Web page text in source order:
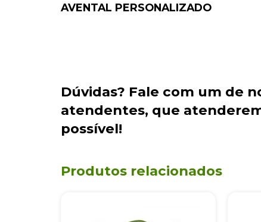
AVENTAL PERSONALIZADO
Dúvidas? Fale com um de
atendentes, que
possível!
Produtos relacionados